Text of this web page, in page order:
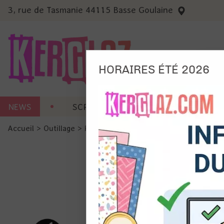
3, rue de Tasmanie 44115 Basse Goulaine
NEWS SCRAP CARTERIE MACHINES
Accueil > Outillage > Petit outillage Plaque en verre -
Ils
et du
précises
Si vous
de la
HORAIRES ÉTÉ 2026